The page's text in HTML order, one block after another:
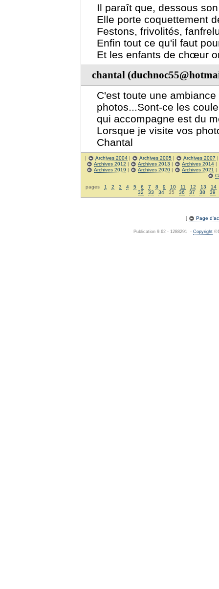
Il paraît que, dessous
Elle porte coquettement
Festons, frivolités,
Enfin tout ce qu'il faut
Et les enfants de chœur
chantal
C'est toute une
photos...Sont-ce les
qui accompagne est du
Lorsque je visite vos
Chantal
| Archives 2004 | Archives 2005 | Archives 2007
Archives 2012 | Archives 2013 | Archives 2014|
Archives 2019 | Archives 2020| Archives 2021 |
pages 1 2 3 4 5 6 7 8 9 10 11 12 13
14
32
33 3435 36 37 38 39
[ Page
Publication 9.62 - 1288291 - Copyright